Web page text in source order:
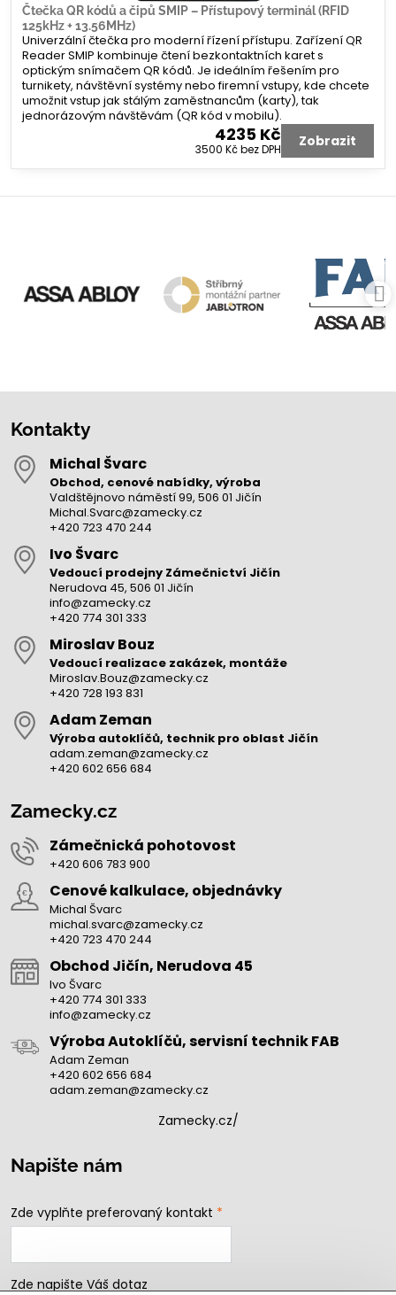
Čtečka QR kódů a čipů SMIP – Přístupový terminál (RFID
125kHz + 13.56MHz)
Univerzální čtečka pro moderní řízení přístupu. Zařízení QR
Reader SMIP kombinuje čtení bezkontaktních karet s
optickým snímačem QR kódů. Je ideálním řešením pro
turnikety, návštěvní systémy nebo firemní vstupy, kde chcete
umožnit vstup jak stálým zaměstnancům (karty), tak
jednorázovým návštěvám (QR kód v mobilu).
4235 Kč
3500 Kčbez DPH Zobrazit
Kontakty
Michal Švarc
Obchod, cenové nabídky, výroba
Valdštějnovo náměstí 99, 506 01 Jičín
Michal.Svarc@zamecky.cz
+420 723 470 244
Ivo Švarc
Vedoucí prodejny Zámečnictví Jičín
Nerudova 45, 506 01 Jičín
info@zamecky.cz
+420 774 301 333
Miroslav Bouz
Vedoucí realizace zakázek, montáže
Miroslav.Bouz@zamecky.cz
+420 728 193 831
Adam Zeman
Výroba autoklíčů, technik pro oblast Jičín
adam.zeman@zamecky.cz
+420 602 656 684
Zamecky.cz
Zámečnická pohotovost
+420 606 783 900
Cenové kalkulace, objednávky
Michal Švarc
michal.svarc@zamecky.cz
+420 723 470 244
Obchod Jičín, Nerudova 45
Ivo Švarc
+420 774 301 333
info@zamecky.cz
Výroba Autoklíčů, servisní technik FAB
Adam Zeman
+420 602 656 684
adam.zeman@zamecky.cz
Zamecky.cz/
Napište nám
Zde vyplňte preferovaný kontakt *
Zde napište Váš dotaz